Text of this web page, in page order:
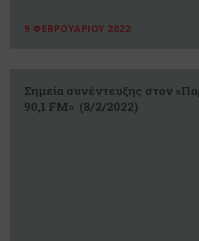
9 ΦΕΒΡΟΥΑΡΙΟΥ 2022
Σημεία συνέντευξης στον
90,1 FM» (8/2/2022)